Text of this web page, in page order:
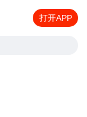
打开APP